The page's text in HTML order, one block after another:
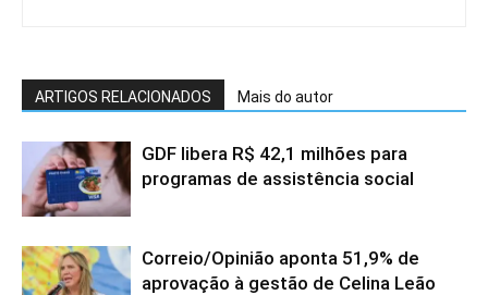
ARTIGOS RELACIONADOS Mais do autor
GDF libera R$ 42,1 milhões para
programas de assistência social
Correio/Opinião aponta 51,9% de
aprovação à gestão de Celina Leão